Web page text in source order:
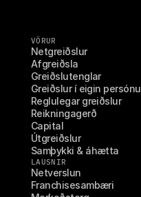
VÖRUR
Netgreiðslur
Afgreiðsla
Greiðslutenglar
Greiðslur í eigin persónu
Reglulegar greiðslur
Reikningagerð
Capital
Útgreiðslur
Samþykki & áhætta
LAUSNIR
Netverslun
Franchisesambæri